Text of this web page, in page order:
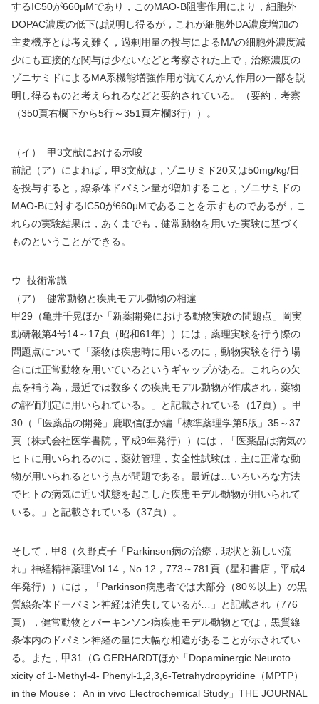
するIC50が660μMであり，このMAO-B阻害作用により，細胞外
DOPAC濃度の低下は説明し得るが，これが細胞外DA濃度増加の
主要機序とは考え難く，過剰用量の投与によるMAの細胞外濃度減
少にも直接的な関与は少ないなどと考察された上で，治療濃度の
ゾニサミドによるMA系機能増強作用が抗てんかん作用の一部を説
明し得るものと考えられるなどと要約されている。（要約，考察
（350頁右欄下から5行～351頁左欄3行））。
（イ） 甲3文献における示唆
前記（ア）によれば，甲3文献は，ゾニサミド20又は50mg/kg/日
を投与すると，線条体ドパミン量が増加すること，ゾニサミドの
MAO-Bに対するIC50が660μMであることを示すものであるが，こ
れらの実験結果は，あくまでも，健常動物を用いた実験に基づく
ものということができる。
ウ
技術常識
（ア）
健常動物と疾患モデル動物の相違
甲29 （亀井千晃ほか「新薬開発における動物実験の問題点」岡実
動研報第4号14～ 17頁（昭和61年））には，薬理実験を行う際の
問題点について「薬物は疾患時に用いるのに，動物実験を行う場
合には正常動物を用いているというギャップがある。これらの欠
点を補う為，最近では数多くの疾患モデル動物が作成され，薬物
の評価判定に用いられている。」と記載されている（17頁）。甲
30 （「医薬品の開発」鹿取信ほか編「標準薬理学第5版」 35～37
頁（株式会社医学書院，平成9年発行））には，「医薬品は病気の
ヒトに用いられるのに，薬効管理，安全性試験は，主に正常な動
物が用いられるという点が問題である。最近は…いろいろな方法
でヒトの病気に近い状態を起こした疾患モデル動物が用いられて
いる。」と記載されている（37頁）。
そして，甲8 （久野貞子「Parkinson病の治療，現状と新しい流
れ」神経精神薬理Vol.14 ， No.12 ， 773 ～781頁（星和書店，平成4
年発行））には，「Parkinson病患者では大部分（80％以上）の黒
質線条体ドーパミン神経は消失しているが…」と記載され（776
頁），健常動物とパーキンソン病疾患モデル動物とでは，黒質線
条体内のドパミン神経の量に大幅な相違があることが示されてい
る。また，甲31 （G.GERHARDTほか「Dopaminergic Neuroto
xicity of 1-Methyl-4- Phenyl-1,2,3,6-Tetrahydropyridine （MPTP）
in the Mouse ： An in vivo Electrochemical Study 」 THE JOURNAL